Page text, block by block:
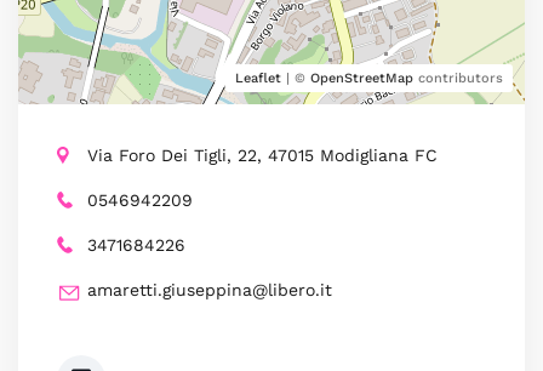
Leaflet | © OpenStreetMap contributors
Via Foro Dei Tigli, 22, 47015 Modigliana FC
0546942209
3471684226
amaretti.giuseppina@libero.it